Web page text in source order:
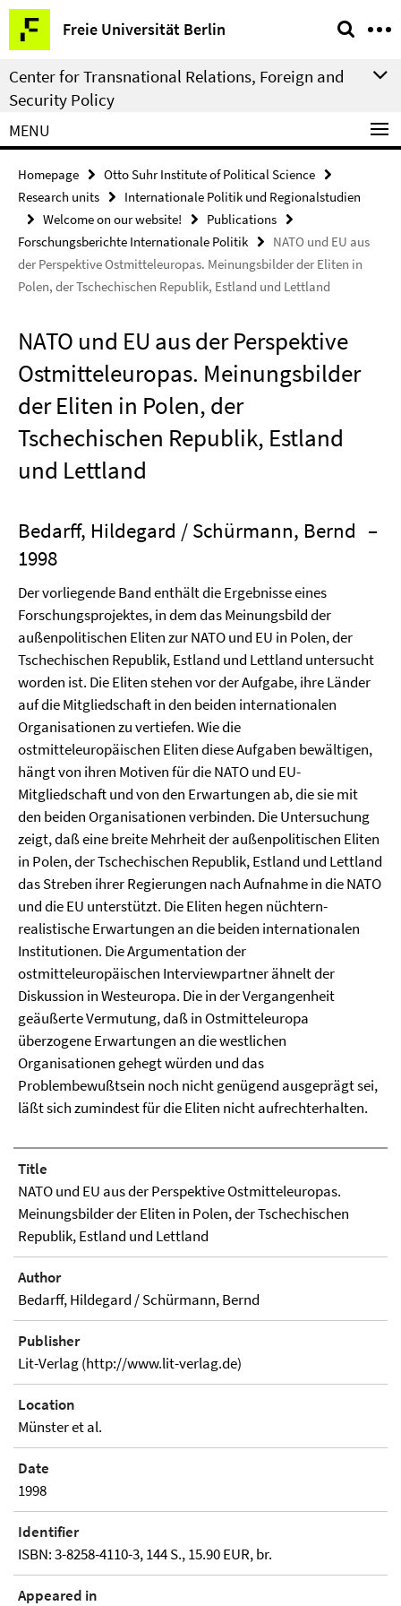
Springe
direkt
zu
Inhalt
Freie Universität Berlin
Service
Navigation
Center for Transnational Relations, Foreign and
Security Policy
MENU
Homepage
Otto Suhr Institute of Political Science
Research units
Internationale Politik und Regionalstudien
Welcome on our website!
Publications
Forschungsberichte Internationale Politik
NATO und EU aus
der Perspektive Ostmitteleuropas. Meinungsbilder der Eliten in
Polen, der Tschechischen Republik, Estland und Lettland
NATO und EU aus der Perspektive
Ostmitteleuropas. Meinungsbilder
der Eliten in Polen, der
Tschechischen Republik, Estland
und Lettland
Bedarff, Hildegard / Schürmann, Bernd –
1998
Der vorliegende Band enthält die Ergebnisse eines
Forschungsprojektes, in dem das Meinungsbild der
außenpolitischen Eliten zur NATO und EU in Polen, der
Tschechischen Republik, Estland und Lettland untersucht
worden ist. Die Eliten stehen vor der Aufgabe, ihre Länder
auf die Mitgliedschaft in den beiden internationalen
Organisationen zu vertiefen. Wie die
ostmitteleuropäischen Eliten diese Aufgaben bewältigen,
hängt von ihren Motiven für die NATO und EU-
Mitgliedschaft und von den Erwartungen ab, die sie mit
den beiden Organisationen verbinden. Die Untersuchung
zeigt, daß eine breite Mehrheit der außenpolitischen Eliten
in Polen, der Tschechischen Republik, Estland und Lettland
das Streben ihrer Regierungen nach Aufnahme in die NATO
und die EU unterstützt. Die Eliten hegen nüchtern-
realistische Erwartungen an die beiden internationalen
Institutionen. Die Argumentation der
ostmitteleuropäischen Interviewpartner ähnelt der
Diskussion in Westeuropa. Die in der Vergangenheit
geäußerte Vermutung, daß in Ostmitteleuropa
überzogene Erwartungen an die westlichen
Organisationen gehegt würden und das
Problembewußtsein noch nicht genügend ausgeprägt sei,
läßt sich zumindest für die Eliten nicht aufrechterhalten.
Title
NATO und EU aus der Perspektive Ostmitteleuropas.
Meinungsbilder der Eliten in Polen, der Tschechischen
Republik, Estland und Lettland
Author
Bedarff, Hildegard / Schürmann, Bernd
Publisher
Lit-Verlag (http://www.lit-verlag.de)
Location
Münster et al.
Date
1998
Identifier
ISBN: 3-8258-4110-3, 144 S., 15.90 EUR, br.
Appeared in